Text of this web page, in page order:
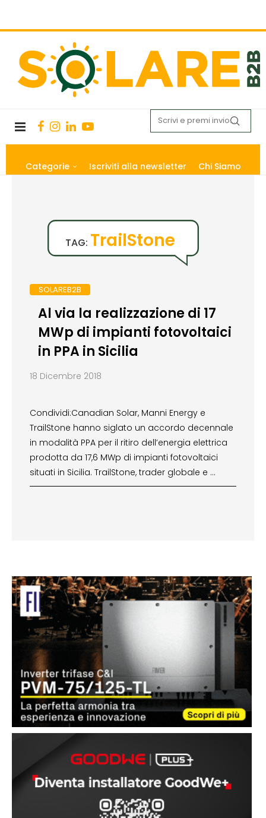
Categorie Iscriviti alla newsletter Chi Siamo
TAG: TrailStone
SOLAREB2B
Al via la realizzazione di 17
MWp di impianti fotovoltaici
in PPA in Sicilia
18 Dicembre 2018
Condividi:Canadian Solar, Manni Energy e
TrailStone hanno siglato un accordo decennale
in modalità PPA per il ritiro dell’energia elettrica
prodotta da 17,6 MWp di impianti fotovoltaici
situati in Sicilia. TrailStone, trader globale e …